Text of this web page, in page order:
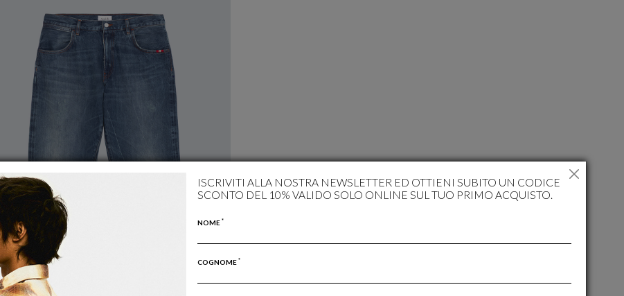
ISCRIVITI ALLA NOSTRA NEWSLETTER ED OTTIENI SUBITO UN CODICE
SCONTO DEL 10% VALIDO SOLO ONLINE SUL TUO PRIMO ACQUISTO.
NOME*
COGNOME*